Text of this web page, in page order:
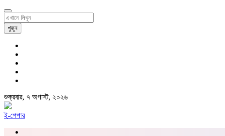
খুজুন
শুক্রবার, ৭ অগাস্ট, ২০২৬
ই-পেপার